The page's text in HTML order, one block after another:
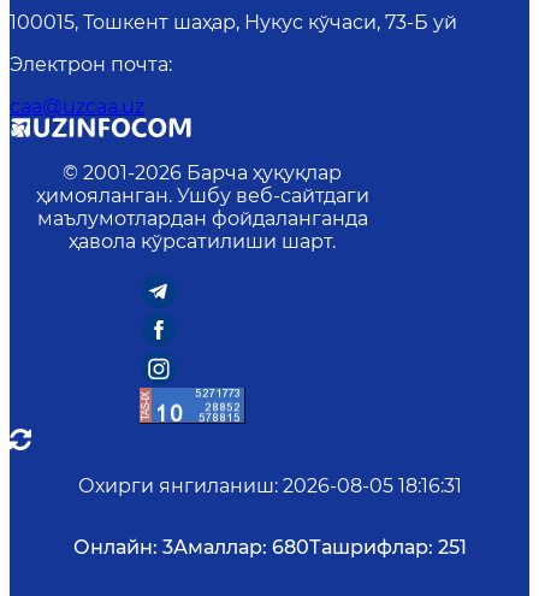
100015, Тошкент шаҳар, Нукус кўчаси, 73-Б уй
Электрон почта:
caa@uzcaa.uz
© 2001-2026 Барча ҳуқуқлар
ҳимояланган. Ушбу веб-сайтдаги
маълумотлардан фойдаланганда
ҳавола кўрсатилиши шарт.
Охирги янгиланиш: 2026-08-05 18:16:31
Онлайн: 3Амаллар: 680Ташрифлар: 251